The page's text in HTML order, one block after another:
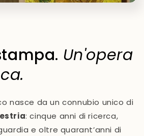
Un'opera
nasce da un connubio unico di
: cinque anni di ricerca,
e oltre quarant’anni di